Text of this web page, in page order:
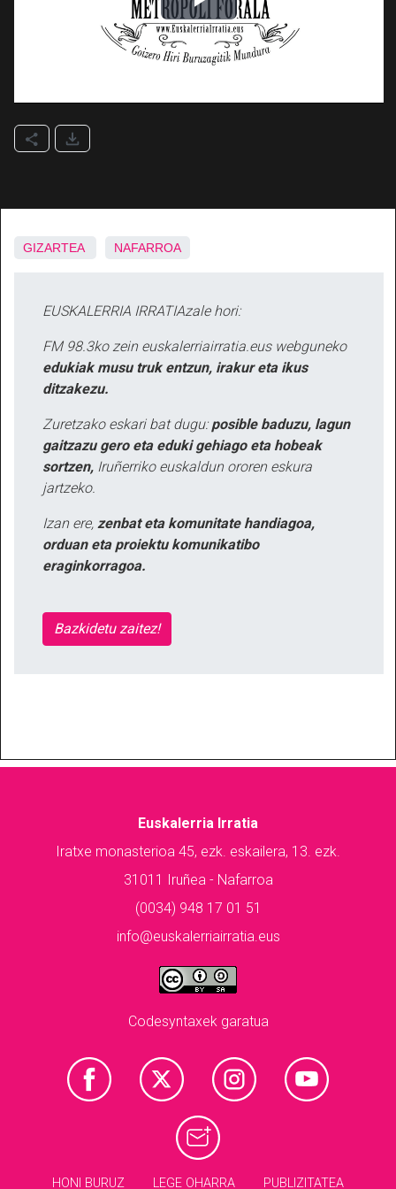
GIZARTEA NAFARROA
EUSKALERRIA IRRATIAzale hori:
FM 98.3ko zein euskalerriairratia.eus webguneko
edukiak musu truk entzun, irakur eta ikus
ditzakezu.
Zuretzako eskari bat dugu: posible baduzu, lagun
gaitzazu gero eta eduki gehiago eta hobeak
sortzen, Iruñerriko euskaldun ororen eskura
jartzeko.
Izan ere, zenbat eta komunitate handiagoa,
orduan eta proiektu komunikatibo
eraginkorragoa.
Bazkidetu zaitez!
Euskalerria Irratia
Iratxe monasterioa 45, ezk. eskailera, 13. ezk.
31011 Iruñea - Nafarroa
(0034) 948 17 01 51
info@euskalerriairratia.eus
Codesyntaxek garatua
HONI BURUZ LEGE OHARRA PUBLIZITATEA